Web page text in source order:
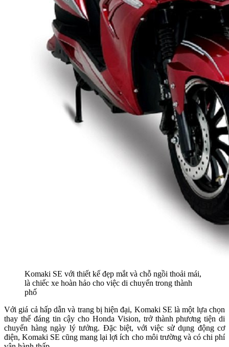
Komaki SE với thiết kế đẹp mắt và chỗ ngồi thoải mái,
là chiếc xe hoàn hảo cho việc di chuyển trong thành
phố
Với giá cả hấp dẫn và trang bị hiện đại, Komaki SE là một lựa chọn
thay thế đáng tin cậy cho Honda Vision, trở thành phương tiện di
chuyển hàng ngày lý tưởng. Đặc biệt, với việc sử dụng động cơ
điện, Komaki SE cũng mang lại lợi ích cho môi trường và có chi phí